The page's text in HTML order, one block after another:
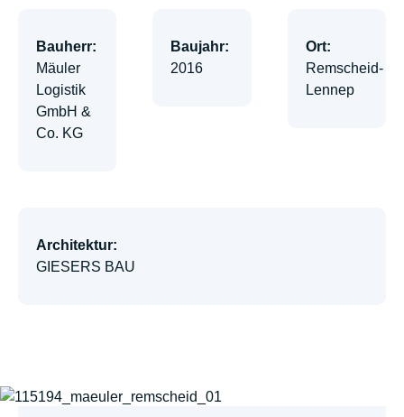
Bauherr:
Mäuler
Logistik
GmbH &
Co. KG
Baujahr:
2016
Ort:
Remscheid-
Lennep
Architektur:
GIESERS BAU